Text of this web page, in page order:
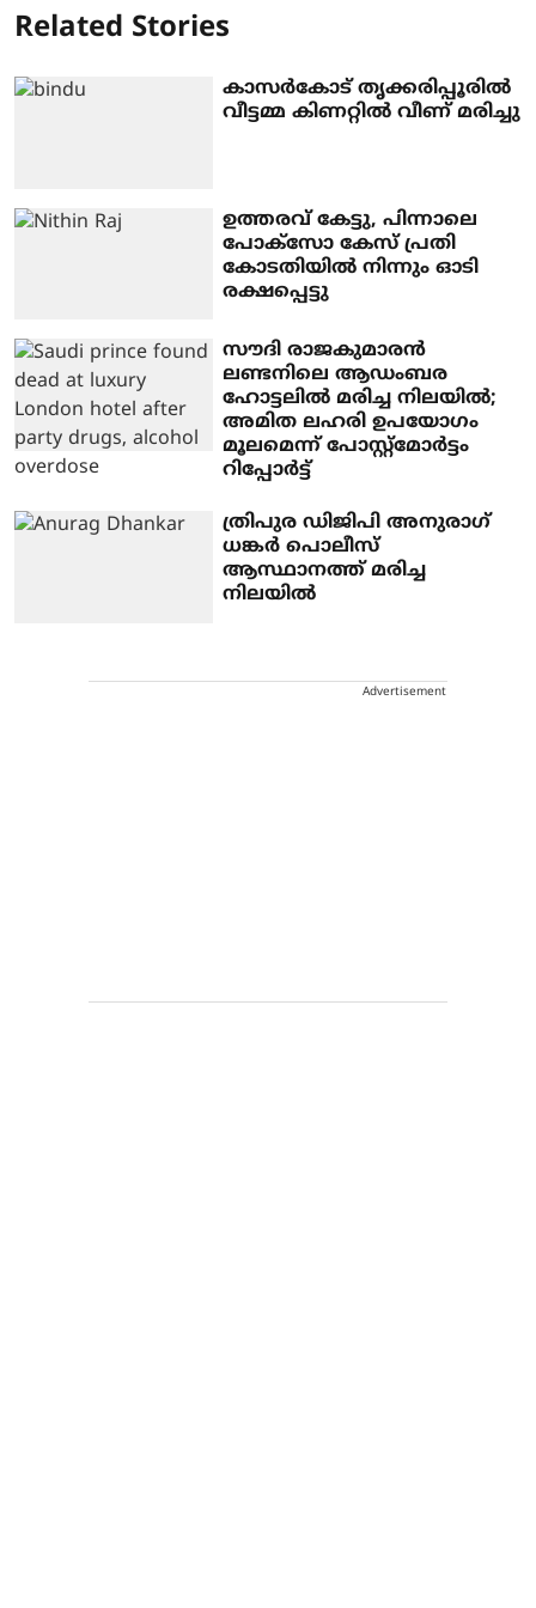
Related Stories
കാസര്‍കോട് തൃക്കരിപ്പൂരില്‍
വീട്ടമ്മ കിണറ്റില്‍ വീണ് മരിച്ചു
ഉത്തരവ് കേട്ടു, പിന്നാലെ
പോക്സോ കേസ് പ്രതി
കോടതിയിൽ നിന്നും ഓടി
രക്ഷപ്പെട്ടു
സൗദി രാജകുമാരന്‍
ലണ്ടനിലെ ആഡംബര
ഹോട്ടലില്‍ മരിച്ച നിലയില്‍;
അമിത ലഹരി ഉപയോഗം
മൂലമെന്ന് പോസ്റ്റ്മോര്‍ട്ടം
റിപ്പോര്‍ട്ട്
ത്രിപുര ഡിജിപി അനുരാഗ്
ധങ്കര്‍ പൊലീസ്
ആസ്ഥാനത്ത് മരിച്ച
നിലയില്‍
Advertisement